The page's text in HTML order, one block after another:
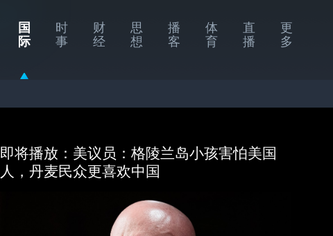
国
际
时
事
财
经
思
想
播
客
体
育
直
播
更
多
即将播放： 美议员：格陵兰岛小孩害怕美国
人，丹麦民众更喜欢中国